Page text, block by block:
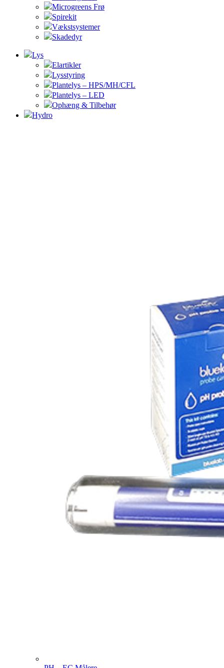
Microgreens Frø
Spirekit
Vækstsystemer
Skadedyr
Lys
Elartikler
Lysstyring
Plantelys – HPS/MH/CFL
Plantelys – LED
Ophæng & Tilbehør
Hydro